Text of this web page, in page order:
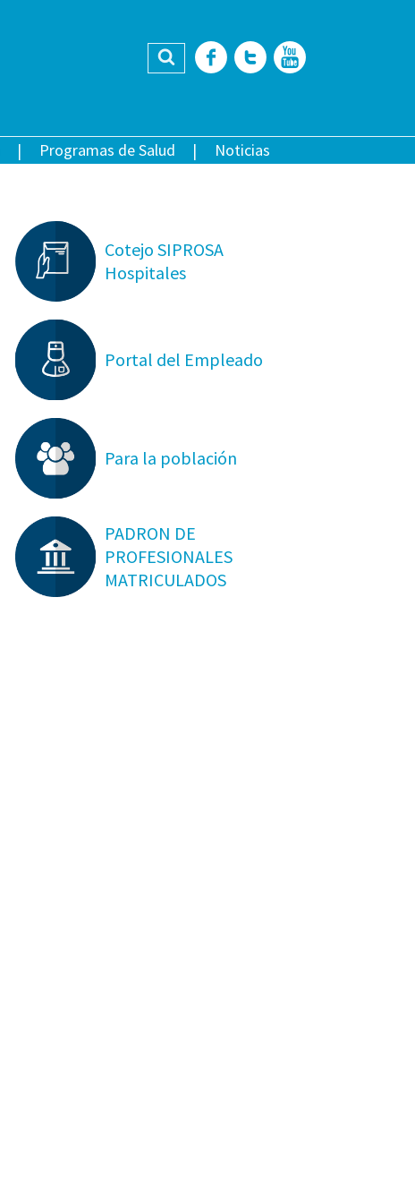
Buscar Facebook
Twitter
Programas de Salud Noticias
Cotejo SIPROSA
Hospitales
Portal del Empleado
Para la población
PADRON DE
PROFESIONALES
MATRICULADOS